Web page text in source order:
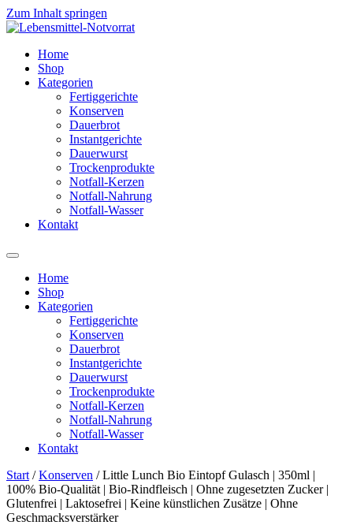
Zum Inhalt springen
Home
Shop
Kategorien
Fertiggerichte
Konserven
Dauerbrot
Instantgerichte
Dauerwurst
Trockenprodukte
Notfall-Kerzen
Notfall-Nahrung
Notfall-Wasser
Kontakt
Home
Shop
Kategorien
Fertiggerichte
Konserven
Dauerbrot
Instantgerichte
Dauerwurst
Trockenprodukte
Notfall-Kerzen
Notfall-Nahrung
Notfall-Wasser
Kontakt
Start /Konserven / Little Lunch Bio Eintopf Gulasch | 350ml |
100% Bio-Qualität | Bio-Rindfleisch | Ohne zugesetzten Zucker |
Glutenfrei | Laktosefrei | Keine künstlichen Zusätze | Ohne
Geschmacksverstärker